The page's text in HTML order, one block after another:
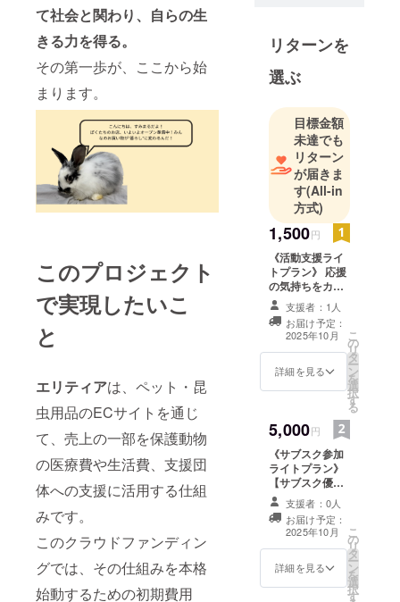
て社会と関わり、自らの生
きる力を得る。
その第一歩が、ここから始
まります。
このプロジェクト
で実現したいこ
と
エリティアは、ペット・昆
虫用品のECサイトを通じ
て、売上の一部を保護動物
の医療費や生活費、支援団
体への支援に活用する仕組
みです。
このクラウドファンディン
グでは、その仕組みを本格
始動するための初期費用
リターンを
選ぶ
目標金額
未達でも
リターン
が届きま
す(All-in
方式)
1,500円
《活動支援ライ
トプラン》 応援
の気持ちをカタ
チにしたいあな
たへ 【お礼の
メッセージ】 感
謝の気持ちを込
めたメッセージ
をお送りしま
ジ」に、支援者
様のお名前（ま
たはニックネー
ム）を掲載いた
します。 • 掲出
期間：サービス
開始からサービ
ス終了まで • 掲
載方法：文字の
ナー掲載不可）
サイ
支援者：1人
お届け予定：
2025年10月
詳細を見る
こ
の
リ
タ
ー
ン
を
選
択
す
る
5,000円
《サブスク参加
ライトプラン》
【サブスク優待
特典（特別クー
ポン券）】 ・当
ECサイト「アフ
ティアループ」
でのお買い物に
ご利用いただけ
ます（1回のお会
支援者：0人
お届け予定：
2025年10月
詳細を見る
こ
の
リ
タ
ー
ン
を
選
択
す